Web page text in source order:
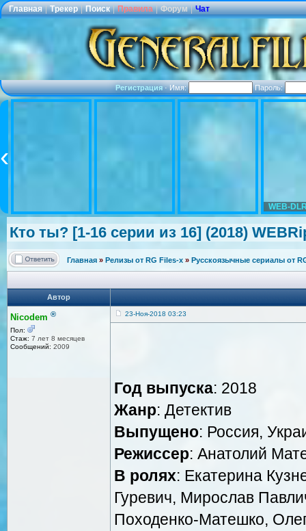
Главная | Трекер | Поиск | Правила | Форум | Чат
Регистрация·Имя: Пароль:
WEB-
Кто ты? [1-16 серии из 16] (2018)
Главная » Релизы от RG Files-x » Русскоязычные сериалы от
Автор
Nicodem ®
Пол:
Стаж: 7 лет 8 месяцев
Сообщений: 2009
23-Ноя-2018 03:23
Год выпуска: 2018
Жанр: Детектив
Выпущено: Россия,
Режиссер: Анатолий
В ролях: Екатерина
Гуревич, Мирослав
Походенко-Матешко,